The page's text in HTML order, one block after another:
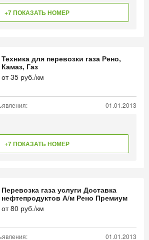
+7 ПОКАЗАТЬ НОМЕР
Техника для перевозки газа Рено,
Камаз, Газ
от35 руб./км
01.01.2013
+7 ПОКАЗАТЬ НОМЕР
Перевозка газа услуги Доставка
нефтепродуктов А/м Рено Премиум
от80 руб./км
01.01.2013